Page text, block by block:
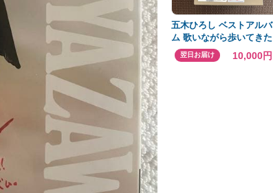
五木ひろし ベストアルバ
ム 歌いながら歩いてきた
翌日お届け 10,000円